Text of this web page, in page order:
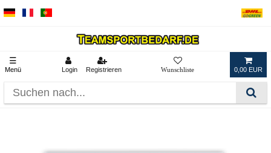
☰
Menü Login Registrieren 0,00 EUR